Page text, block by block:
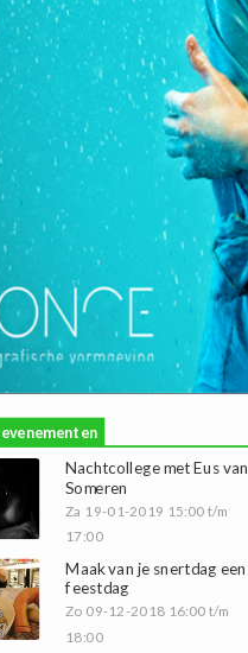
Nachtcollege met Eus van
Someren
Za 19-01-2019 15:00 t/m
17:00
Maak van je snertdag een
feestdag
Zo 09-12-2018 16:00 t/m
18:00